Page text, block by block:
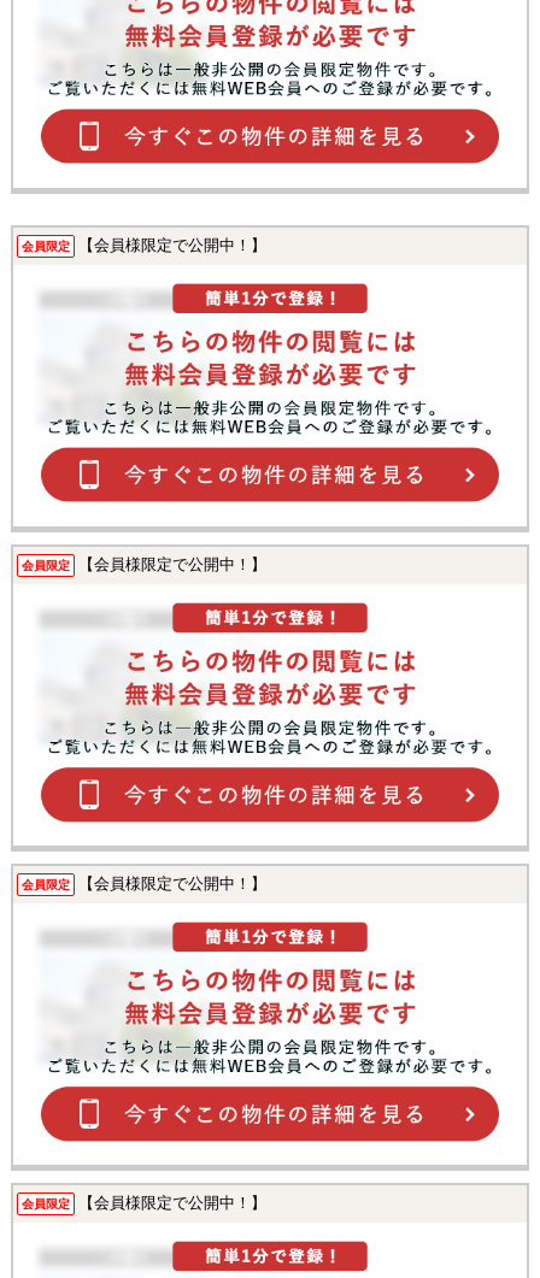
会員限定 【会員様限定で公開中！】
会員限定 【会員様限定で公開中！】
会員限定 【会員様限定で公開中！】
会員限定 【会員様限定で公開中！】